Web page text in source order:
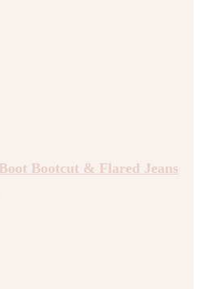
Bootcut & Flared Jeans